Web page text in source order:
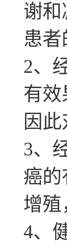
谢和
患者
2、
有效
因
3、
癌的
增殖
4、